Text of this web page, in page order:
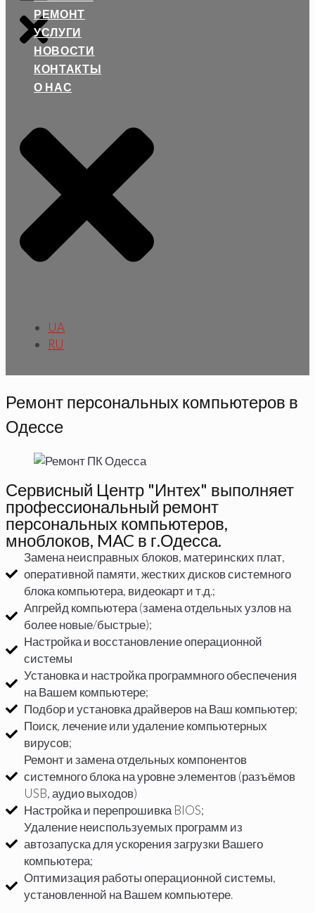
РЕМОНТ
УСЛУГИ
НОВОСТИ
КОНТАКТЫ
О НАС
UA
RU
Ремонт персональных компьютеров в
Одессе
Сервисный Центр "Интех" выполняет
профессиональный ремонт
персональных компьютеров,
мноблоков, MAC в г.Одесса.
Замена неисправных блоков, материнских плат,
оперативной памяти, жестких дисков системного
блока компьютера, видеокарт и т.д.;
Апгрейд компьютера (замена отдельных узлов на
более новые/быстрые);
Настройка и восстановление операционной
системы
Установка и настройка программного обеспечения
на Вашем компьютере;
Подбор и установка драйверов на Ваш компьютер;
Поиск, лечение или удаление компьютерных
вирусов;
Ремонт и замена отдельных компонентов
системного блока на уровне элементов (разъёмов
USB, аудио выходов)
Настройка и перепрошивка BIOS;
Удаление неиспользуемых программ из
автозапуска для ускорения загрузки Вашего
компьютера;
Оптимизация работы операционной системы,
установленной на Вашем компьютере.